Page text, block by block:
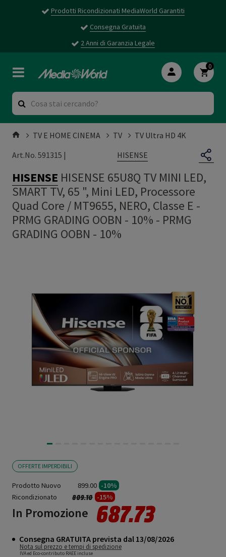
Prodotti Ricondizionati MediaWorld Garantiti
Consegna Gratuita
2 Anni di Garanzia Legale
0
TV E HOME CINEMA TV
TV Ultra HD 4K
Art.No. 591315 |
HISENSE
HISENSE HISENSE 65U8Q TV MINI LED,
SMART TV, 65 ", Mini LED, Processore
Quad Core / MT9655, NERO, Classe E -
PRMG GRADING OOBN - 10% - PRMG
GRADING OOBN - 10%
OFFERTE IMPERDIBILI
Prodotto Nuovo 899.00 -10%
Ricondizionato
Prezzo ridotto da
809.10a -15%
In Promozione 687.73
Consegna GRATUITA prevista dal 13/08/2026
Nota sul prezzo e tempi di spedizione
IVA ed Eco-contributo RAEE incluse